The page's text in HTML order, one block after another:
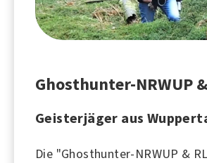
Ghosthunter-NRWUP
Geisterjäger aus
Die "Ghosthunter-NRWUP &